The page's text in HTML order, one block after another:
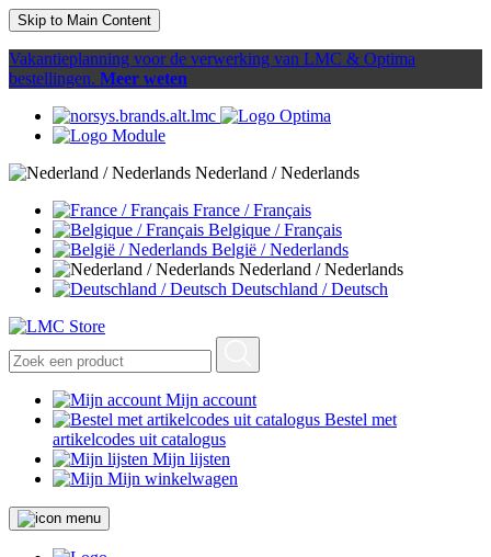
Skip to Main Content
Vakantieplanning voor de verwerking van LMC & Optima
bestellingen. Meer weten
Nederland / Nederlands
France / Français
Belgique / Français
België / Nederlands
Nederland / Nederlands
Deutschland / Deutsch
Mijn account
Bestel met
artikelcodes uit catalogus
Mijn lijsten
Mijn winkelwagen